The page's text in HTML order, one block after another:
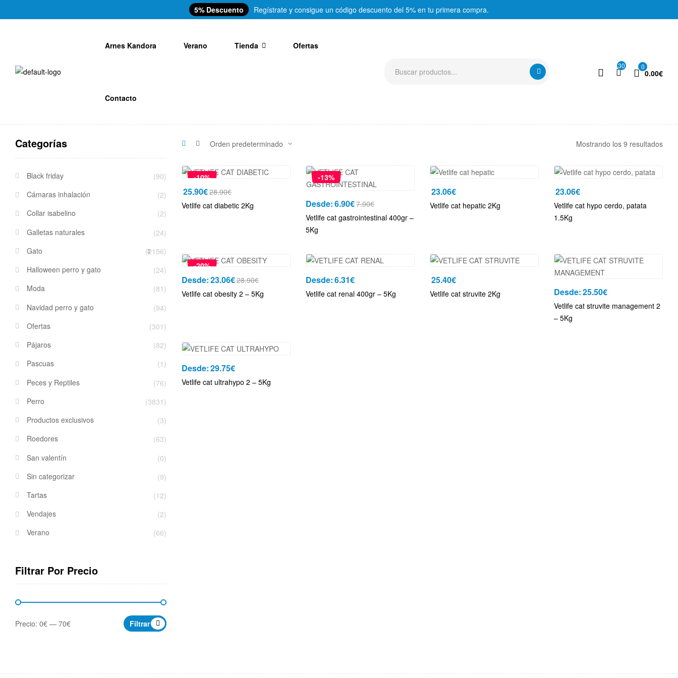
5% Descuento Regístrate y consigue un código descuento del 5% en tu primera compra.
Arnes Kandora Verano Tienda Ofertas
Contacto
30 0
0.00€
Mostrando los 9 resultados
-10%
28.90€
25.90€
Vetlife cat diabetic 2Kg
-13%
Desde:6.90€7.90€
Vetlife cat gastrointestinal 400gr –
5Kg
23.06€
Vetlife cat hepatic 2Kg
23.06€
Vetlife cat hypo cerdo, patata
1.5Kg
-20%
Desde:23.06€28.90€
Vetlife cat obesity 2 – 5Kg
Desde:6.31€
Vetlife cat renal 400gr – 5Kg
25.40€
Vetlife cat struvite 2Kg Desde:25.50€
Vetlife cat struvite management 2
– 5Kg
Desde:29.75€
Vetlife cat ultrahypo 2 – 5Kg
Categorías
Black friday
(90)
Cámaras inhalación
(2)
Collar isabelino
(2)
Galletas naturales
(24)
Gato
(2156)
Halloween perro y gato
(24)
Moda
(81)
Navidad perro y gato
(94)
Ofertas
(301)
Pájaros
(82)
Pascuas
(1)
Peces y Reptiles
(76)
Perro
(3831)
Productos exclusivos
(3)
Roedores
(63)
San valentín
(0)
Sin categorizar
(9)
Tartas
(12)
Vendajes
(2)
Verano
(66)
Filtrar Por Precio
Filtrar
Precio: 0€ — 70€